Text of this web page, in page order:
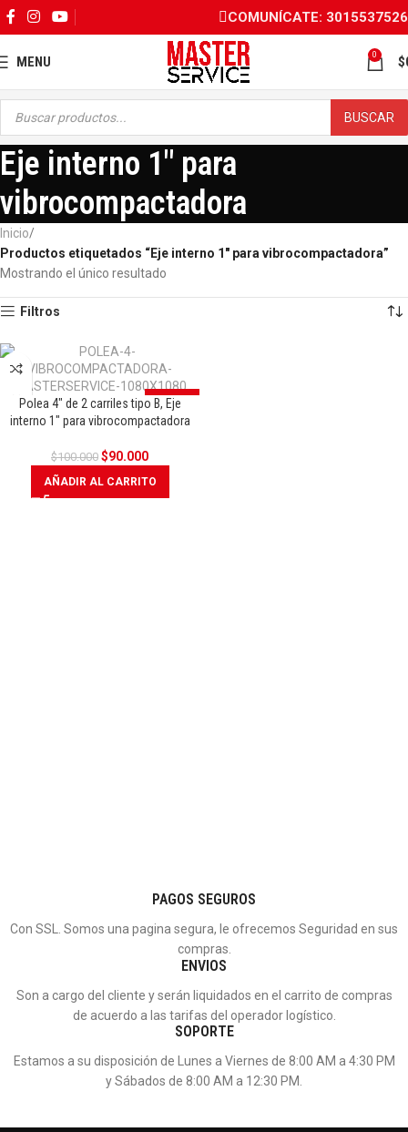
COMUNÍCATE: 3015537526
MENU 0 $
BUSCAR
Eje interno 1" para
vibrocompactadora
Inicio
Productos etiquetados “Eje interno 1" para vibrocompactadora”
Mostrando el único resultado
Filtros
OFERTA
Polea 4″ de 2 carriles tipo B, Eje
interno 1″ para vibrocompactadora
$100.000 $90.000
AÑADIR AL CARRITO
PAGOS SEGUROS
Con SSL. Somos una pagina segura, le ofrecemos Seguridad en sus
compras.
ENVIOS
Son a cargo del cliente y serán liquidados en el carrito de compras
de acuerdo a las tarifas del operador logístico.
SOPORTE
Estamos a su disposición de Lunes a Viernes de 8:00 AM a 4:30 PM
y Sábados de 8:00 AM a 12:30 PM.